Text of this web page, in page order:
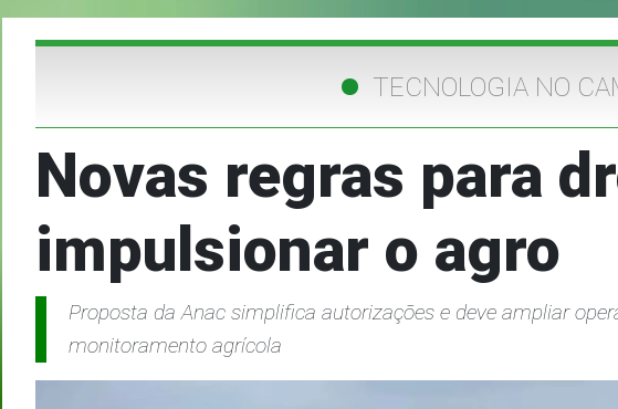
TECNOLOGIA NO
Novas regras para
impulsionar o agro
Proposta da Anac simplifica autorizações e deve ampliar
monitoramento agrícola